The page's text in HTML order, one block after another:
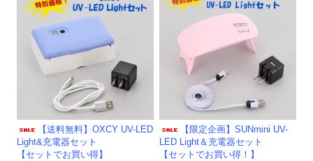
【送料無料】OXCY UV-LED
Light&充電器セット
【セットでお買い得】
【限定企画】SUNmini UV-
LED Light＆充電器セット
【セットでお買い得！】